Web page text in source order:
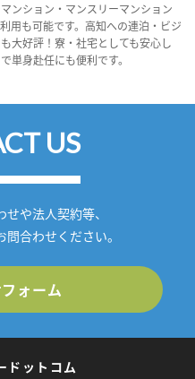
ンション・マンスリーマンション
用も可能です。高知への連泊・ビジ
大好評！寮・社宅としても安心し
単身赴任にも便利です。
US
や法人契約等、
合わせください。
ォーム
ドットコム